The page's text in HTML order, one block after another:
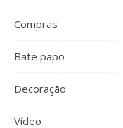
Compras
Bate papo
Decoração
Vídeo